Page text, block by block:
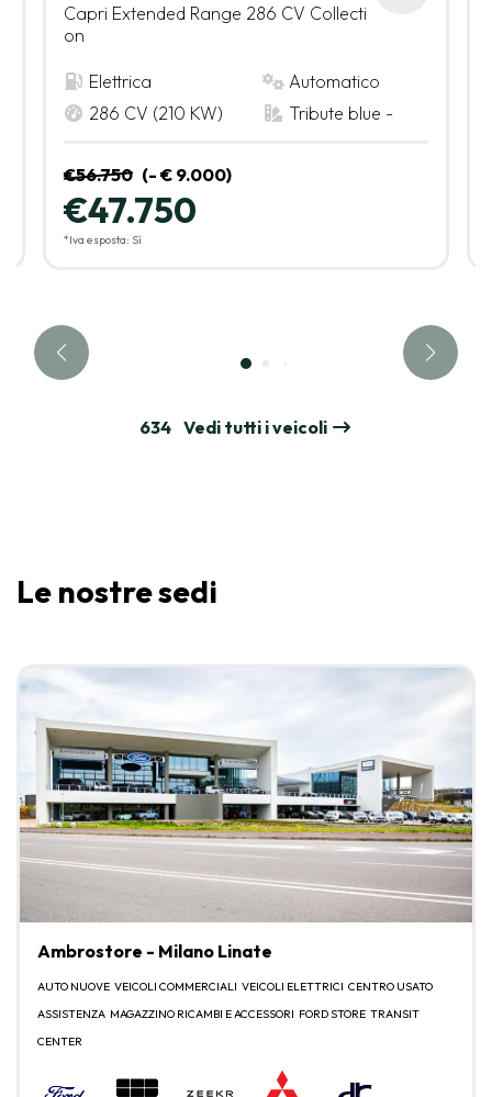
Capri Extended Range 286 CV Collecti
on
Elettrica
Automatico
286 CV (210 KW)
Tribute blue -
€56.750 (- € 9.000)
€47.750
*Iva esposta: Sì
634 Vedi tutti i veicoli
Le nostre sedi
Ambrostore - Milano Linate
AUTO NUOVE VEICOLI COMMERCIALI VEICOLI ELETTRICI CENTRO USATO
ASSISTENZA MAGAZZINO RICAMBI E ACCESSORI FORD STORE TRANSIT
CENTER